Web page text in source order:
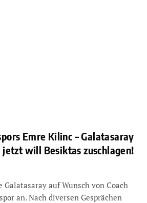
Emre Kilinc – Galatasaray
will Besiktas zuschlagen!
Galatasaray auf Wunsch von Coach
an. Nach diversen Gesprächen